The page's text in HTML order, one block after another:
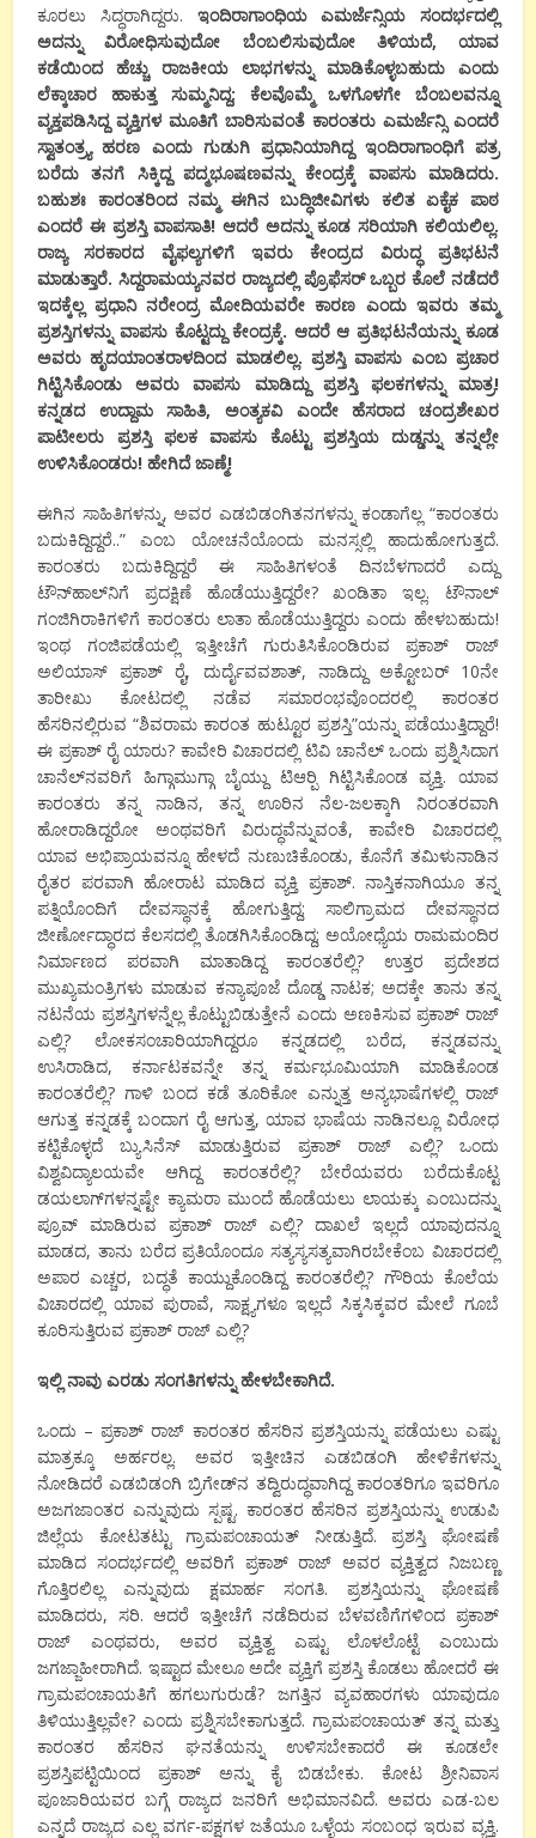
ಕೂರಲು ಸಿದ್ಧರಾಗಿದ್ದರು. ಇಂದಿರಾಗಾಂಧಿಯ ಎಮರ್ಜೆನ್ಸಿಯ ಸಂದರ್ಭದಲ್ಲಿ
ಅದನ್ನು ವಿರೋಧಿಸುವುದೋ ಬೆಂಬಲಿಸುವುದೋ ತಿಳಿಯದೆ, ಯಾವ
ಕಡೆಯಿಂದ ಹೆಚ್ಚು ರಾಜಕೀಯ ಲಾಭಗಳನ್ನು ಮಾಡಿಕೊಳ್ಳಬಹುದು ಎಂದು
ಲೆಕ್ಕಾಚಾರ ಹಾಕುತ್ತ ಸುಮ್ಮನಿದ್ದ; ಕೆಲವೊಮ್ಮೆ ಒಳಗೊಳಗೇ ಬೆಂಬಲವನ್ನೂ
ವ್ಯಕ್ತಪಡಿಸಿದ್ದ ವ್ಯಕ್ತಿಗಳ ಮೂತಿಗೆ ಬಾರಿಸುವಂತೆ ಕಾರಂತರು ಎಮರ್ಜೆನ್ಸಿ ಎಂದರೆ
ಸ್ವಾತಂತ್ರ್ಯ ಹರಣ ಎಂದು ಗುಡುಗಿ ಪ್ರಧಾನಿಯಾಗಿದ್ದ ಇಂದಿರಾಗಾಂಧಿಗೆ ಪತ್ರ
ಬರೆದು ತನಗೆ ಸಿಕ್ಕಿದ್ದ ಪದ್ಮಭೂಷಣವನ್ನು ಕೇಂದ್ರಕ್ಕೆ ವಾಪಸು ಮಾಡಿದರು.
ಬಹುಶಃ ಕಾರಂತರಿಂದ ನಮ್ಮ ಈಗಿನ ಬುದ್ಧಿಜೀವಿಗಳು ಕಲಿತ ಏಕೈಕ ಪಾಠ
ಎಂದರೆ ಈ ಪ್ರಶಸ್ತಿ ವಾಪಸಾತಿ! ಆದರೆ ಅದನ್ನು ಕೂಡ ಸರಿಯಾಗಿ ಕಲಿಯಲಿಲ್ಲ.
ರಾಜ್ಯ ಸರಕಾರದ ವೈಫಲ್ಯಗಳಿಗೆ ಇವರು ಕೇಂದ್ರದ ವಿರುದ್ಧ ಪ್ರತಿಭಟನೆ
ಮಾಡುತ್ತಾರೆ. ಸಿದ್ದರಾಮಯ್ಯನವರ ರಾಜ್ಯದಲ್ಲಿ ಪ್ರೊಫೆಸರ್ ಒಬ್ಬರ ಕೊಲೆ ನಡೆದರೆ
ಇದಕ್ಕೆಲ್ಲ ಪ್ರಧಾನಿ ನರೇಂದ್ರ ಮೋದಿಯವರೇ ಕಾರಣ ಎಂದು ಇವರು ತಮ್ಮ
ಪ್ರಶಸ್ತಿಗಳನ್ನು ವಾಪಸು ಕೊಟ್ಟದ್ದು ಕೇಂದ್ರಕ್ಕೆ. ಆದರೆ ಆ ಪ್ರತಿಭಟನೆಯನ್ನು ಕೂಡ
ಅವರು ಹೃದಯಾಂತರಾಳದಿಂದ ಮಾಡಲಿಲ್ಲ. ಪ್ರಶಸ್ತಿ ವಾಪಸು ಎಂಬ ಪ್ರಚಾರ
ಗಿಟ್ಟಿಸಿಕೊಂಡು ಅವರು ವಾಪಸು ಮಾಡಿದ್ದು ಪ್ರಶಸ್ತಿ ಫಲಕಗಳನ್ನು ಮಾತ್ರ!
ಕನ್ನಡದ ಉದ್ದಾಮ ಸಾಹಿತಿ, ಅಂತ್ಯಕವಿ ಎಂದೇ ಹೆಸರಾದ ಚಂದ್ರಶೇಖರ
ಪಾಟೀಲರು ಪ್ರಶಸ್ತಿ ಫಲಕ ವಾಪಸು ಕೊಟ್ಟು ಪ್ರಶಸ್ತಿಯ ದುಡ್ಡನ್ನು ತನ್ನಲ್ಲೇ
ಉಳಿಸಿಕೊಂಡರು! ಹೇಗಿದೆ ಜಾಣ್ಮೆ!
ಈಗಿನ ಸಾಹಿತಿಗಳನ್ನು, ಅವರ ಎಡಬಿಡಂಗಿತನಗಳನ್ನು ಕಂಡಾಗೆಲ್ಲ “ಕಾರಂತರು
ಬದುಕಿದ್ದಿದ್ದರೆ..” ಎಂಬ ಯೋಚನೆಯೊಂದು ಮನಸ್ಸಲ್ಲಿ ಹಾದುಹೋಗುತ್ತದೆ.
ಕಾರಂತರು ಬದುಕಿದ್ದಿದ್ದರೆ ಈ ಸಾಹಿತಿಗಳಂತೆ ದಿನಬೆಳಗಾದರೆ ಎದ್ದು
ಟೌನ್‍ಹಾಲ್‍ನಿಗೆ ಪ್ರದಕ್ಷಿಣೆ ಹೊಡೆಯುತ್ತಿದ್ದರೇ? ಖಂಡಿತಾ ಇಲ್ಲ. ಟೌನಾಲ್
ಗಂಜಿಗಿರಾಕಿಗಳಿಗೆ ಕಾರಂತರು ಲಾತಾ ಹೊಡೆಯುತ್ತಿದ್ದರು ಎಂದು ಹೇಳಬಹುದು!
ಇಂಥ ಗಂಜಿಪಡೆಯಲ್ಲಿ ಇತ್ತೀಚೆಗೆ ಗುರುತಿಸಿಕೊಂಡಿರುವ ಪ್ರಕಾಶ್ ರಾಜ್
ಅಲಿಯಾಸ್ ಪ್ರಕಾಶ್ ರೈ, ದುರ್ದೈವವಶಾತ್, ನಾಡಿದ್ದು ಅಕ್ಟೋಬರ್ 10ನೇ
ತಾರೀಖು ಕೋಟದಲ್ಲಿ ನಡೆವ ಸಮಾರಂಭವೊಂದರಲ್ಲಿ ಕಾರಂತರ
ಹೆಸರಿನಲ್ಲಿರುವ “ಶಿವರಾಮ ಕಾರಂತ ಹುಟ್ಟೂರ ಪ್ರಶಸ್ತಿ”ಯನ್ನು ಪಡೆಯುತ್ತಿದ್ದಾರೆ!
ಈ ಪ್ರಕಾಶ್ ರೈ ಯಾರು? ಕಾವೇರಿ ವಿಚಾರದಲ್ಲಿ ಟಿವಿ ಚಾನೆಲ್ ಒಂದು ಪ್ರಶ್ನಿಸಿದಾಗ
ಚಾನೆಲ್‍ನವರಿಗೆ ಹಿಗ್ಗಾಮುಗ್ಗಾ ಬೈಯ್ದು ಟಿಆರ್‍ಪಿ ಗಿಟ್ಟಿಸಿಕೊಂಡ ವ್ಯಕ್ತಿ. ಯಾವ
ಕಾರಂತರು ತನ್ನ ನಾಡಿನ, ತನ್ನ ಊರಿನ ನೆಲ-ಜಲಕ್ಕಾಗಿ ನಿರಂತರವಾಗಿ
ಹೋರಾಡಿದ್ದರೋ ಅಂಥವರಿಗೆ ವಿರುದ್ಧವೆನ್ನುವಂತೆ, ಕಾವೇರಿ ವಿಚಾರದಲ್ಲಿ
ಯಾವ ಅಭಿಪ್ರಾಯವನ್ನೂ ಹೇಳದೆ ನುಣುಚಿಕೊಂಡು, ಕೊನೆಗೆ ತಮಿಳುನಾಡಿನ
ರೈತರ ಪರವಾಗಿ ಹೋರಾಟ ಮಾಡಿದ ವ್ಯಕ್ತಿ ಪ್ರಕಾಶ್. ನಾಸ್ತಿಕನಾಗಿಯೂ ತನ್ನ
ಪತ್ನಿಯೊಂದಿಗೆ ದೇವಸ್ಥಾನಕ್ಕೆ ಹೋಗುತ್ತಿದ್ದ; ಸಾಲಿಗ್ರಾಮದ ದೇವಸ್ಥಾನದ
ಜೀರ್ಣೋದ್ಧಾರದ ಕೆಲಸದಲ್ಲಿ ತೊಡಗಿಸಿಕೊಂಡಿದ್ದ; ಅಯೋಧ್ಯೆಯ ರಾಮಮಂದಿರ
ನಿರ್ಮಾಣದ ಪರವಾಗಿ ಮಾತಾಡಿದ್ದ ಕಾರಂತರೆಲ್ಲಿ? ಉತ್ತರ ಪ್ರದೇಶದ
ಮುಖ್ಯಮಂತ್ರಿಗಳು ಮಾಡುವ ಕನ್ಯಾಪೂಜೆ ದೊಡ್ಡ ನಾಟಕ; ಅದಕ್ಕೇ ತಾನು ತನ್ನ
ನಟನೆಯ ಪ್ರಶಸ್ತಿಗಳನ್ನೆಲ್ಲ ಕೊಟ್ಟುಬಿಡುತ್ತೇನೆ ಎಂದು ಅಣಕಿಸುವ ಪ್ರಕಾಶ್ ರಾಜ್
ಎಲ್ಲಿ? ಲೋಕಸಂಚಾರಿಯಾಗಿದ್ದರೂ ಕನ್ನಡದಲ್ಲಿ ಬರೆದ, ಕನ್ನಡವನ್ನು
ಉಸಿರಾಡಿದ, ಕರ್ನಾಟಕವನ್ನೇ ತನ್ನ ಕರ್ಮಭೂಮಿಯಾಗಿ ಮಾಡಿಕೊಂಡ
ಕಾರಂತರೆಲ್ಲಿ? ಗಾಳಿ ಬಂದ ಕಡೆ ತೂರಿಕೋ ಎನ್ನುತ್ತ ಅನ್ಯಭಾಷೆಗಳಲ್ಲಿ ರಾಜ್
ಆಗುತ್ತ ಕನ್ನಡಕ್ಕೆ ಬಂದಾಗ ರೈ ಆಗುತ್ತ, ಯಾವ ಭಾಷೆಯ ನಾಡಿನಲ್ಲೂ ವಿರೋಧ
ಕಟ್ಟಿಕೊಳ್ಳದೆ ಬ್ಯುಸಿನೆಸ್ ಮಾಡುತ್ತಿರುವ ಪ್ರಕಾಶ್ ರಾಜ್ ಎಲ್ಲಿ? ಒಂದು
ವಿಶ್ವವಿದ್ಯಾಲಯವೇ ಆಗಿದ್ದ ಕಾರಂತರೆಲ್ಲಿ? ಬೇರೆಯವರು ಬರೆದುಕೊಟ್ಟ
ಡಯಲಾಗ್‍ಗಳನ್ನಷ್ಟೇ ಕ್ಯಾಮರಾ ಮುಂದೆ ಹೊಡೆಯಲು ಲಾಯಕ್ಕು ಎಂಬುದನ್ನು
ಪ್ರೂವ್ ಮಾಡಿರುವ ಪ್ರಕಾಶ್ ರಾಜ್ ಎಲ್ಲಿ? ದಾಖಲೆ ಇಲ್ಲದೆ ಯಾವುದನ್ನೂ
ಮಾಡದ, ತಾನು ಬರೆದ ಪ್ರತಿಯೊಂದೂ ಸತ್ಯಸ್ಯಸತ್ಯವಾಗಿರಬೇಕೆಂಬ ವಿಚಾರದಲ್ಲಿ
ಅಪಾರ ಎಚ್ಚರ, ಬದ್ಧತೆ ಕಾಯ್ದುಕೊಂಡಿದ್ದ ಕಾರಂತರೆಲ್ಲಿ? ಗೌರಿಯ ಕೊಲೆಯ
ವಿಚಾರದಲ್ಲಿ ಯಾವ ಪುರಾವೆ, ಸಾಕ್ಷ್ಯಗಳೂ ಇಲ್ಲದೆ ಸಿಕ್ಕಸಿಕ್ಕವರ ಮೇಲೆ ಗೂಬೆ
ಕೂರಿಸುತ್ತಿರುವ ಪ್ರಕಾಶ್ ರಾಜ್ ಎಲ್ಲಿ?
ಇಲ್ಲಿ ನಾವು ಎರಡು ಸಂಗತಿಗಳನ್ನು ಹೇಳಬೇಕಾಗಿದೆ.
ಒಂದು – ಪ್ರಕಾಶ್ ರಾಜ್ ಕಾರಂತರ ಹೆಸರಿನ ಪ್ರಶಸ್ತಿಯನ್ನು ಪಡೆಯಲು ಎಷ್ಟು
ಮಾತ್ರಕ್ಕೂ ಅರ್ಹರಲ್ಲ. ಅವರ ಇತ್ತೀಚಿನ ಎಡಬಿಡಂಗಿ ಹೇಳಿಕೆಗಳನ್ನು
ನೋಡಿದರೆ ಎಡಬಿಡಂಗಿ ಬ್ರಿಗೇಡ್‍ನ ತದ್ವಿರುದ್ಧವಾಗಿದ್ದ ಕಾರಂತರಿಗೂ ಇವರಿಗೂ
ಅಜಗಜಾಂತರ ಎನ್ನುವುದು ಸ್ಪಷ್ಟ. ಕಾರಂತರ ಹೆಸರಿನ ಪ್ರಶಸ್ತಿಯನ್ನು ಉಡುಪಿ
ಜಿಲ್ಲೆಯ ಕೋಟತಟ್ಟು ಗ್ರಾಮಪಂಚಾಯತ್ ನೀಡುತ್ತಿದೆ. ಪ್ರಶಸ್ತಿ ಘೋಷಣೆ
ಮಾಡಿದ ಸಂದರ್ಭದಲ್ಲಿ ಅವರಿಗೆ ಪ್ರಕಾಶ್ ರಾಜ್ ಅವರ ವ್ಯಕ್ತಿತ್ವದ ನಿಜಬಣ್ಣ
ಗೊತ್ತಿರಲಿಲ್ಲ ಎನ್ನುವುದು ಕ್ಷಮಾರ್ಹ ಸಂಗತಿ. ಪ್ರಶಸ್ತಿಯನ್ನು ಘೋಷಣೆ
ಮಾಡಿದರು, ಸರಿ. ಆದರೆ ಇತ್ತೀಚೆಗೆ ನಡೆದಿರುವ ಬೆಳವಣಿಗೆಗಳಿಂದ ಪ್ರಕಾಶ್
ರಾಜ್ ಎಂಥವರು, ಅವರ ವ್ಯಕ್ತಿತ್ವ ಎಷ್ಟು ಲೊಳಲೊಟ್ಟೆ ಎಂಬುದು
ಜಗಜ್ಜಾಹೀರಾಗಿದೆ. ಇಷ್ಟಾದ ಮೇಲೂ ಅದೇ ವ್ಯಕ್ತಿಗೆ ಪ್ರಶಸ್ತಿ ಕೊಡಲು ಹೋದರೆ ಈ
ಗ್ರಾಮಪಂಚಾಯತಿಗೆ ಹಗಲುಗುರುಡೆ? ಜಗತ್ತಿನ ವ್ಯವಹಾರಗಳು ಯಾವುದೂ
ತಿಳಿಯುತ್ತಿಲ್ಲವೇ? ಎಂದು ಪ್ರಶ್ನಿಸಬೇಕಾಗುತ್ತದೆ. ಗ್ರಾಮಪಂಚಾಯತ್ ತನ್ನ ಮತ್ತು
ಕಾರಂತರ ಹೆಸರಿನ ಘನತೆಯನ್ನು ಉಳಿಸಬೇಕಾದರೆ ಈ ಕೂಡಲೇ
ಪ್ರಶಸ್ತಿಪಟ್ಟಿಯಿಂದ ಪ್ರಕಾಶ್ ಅನ್ನು ಕೈ ಬಿಡಬೇಕು. ಕೋಟ ಶ್ರೀನಿವಾಸ
ಪೂಜಾರಿಯವರ ಬಗ್ಗೆ ರಾಜ್ಯದ ಜನರಿಗೆ ಅಭಿಮಾನವಿದೆ. ಅವರು ಎಡ-ಬಲ
ಎನ್ನದೆ ರಾಜ್ಯದ ಎಲ್ಲ ವರ್ಗ-ಪಕ್ಷಗಳ ಜತೆಯೂ ಒಳ್ಳೆಯ ಸಂಬಂಧ ಇರುವ ವ್ಯಕ್ತಿ.